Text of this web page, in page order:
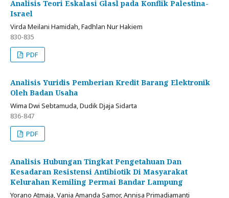
Analisis Teori Eskalasi Glasl pada Konflik Palestina-
Israel
Virda Meilani Hamidah, Fadhlan Nur Hakiem
830-835
PDF
Analisis Yuridis Pemberian Kredit Barang Elektronik
Oleh Badan Usaha
Wima Dwi Sebtamuda, Dudik Djaja Sidarta
836-847
PDF
Analisis Hubungan Tingkat Pengetahuan Dan
Kesadaran Resistensi Antibiotik Di Masyarakat
Kelurahan Kemiling Permai Bandar Lampung
Yorano Atmaja, Vania Amanda Samor, Annisa Primadiamanti